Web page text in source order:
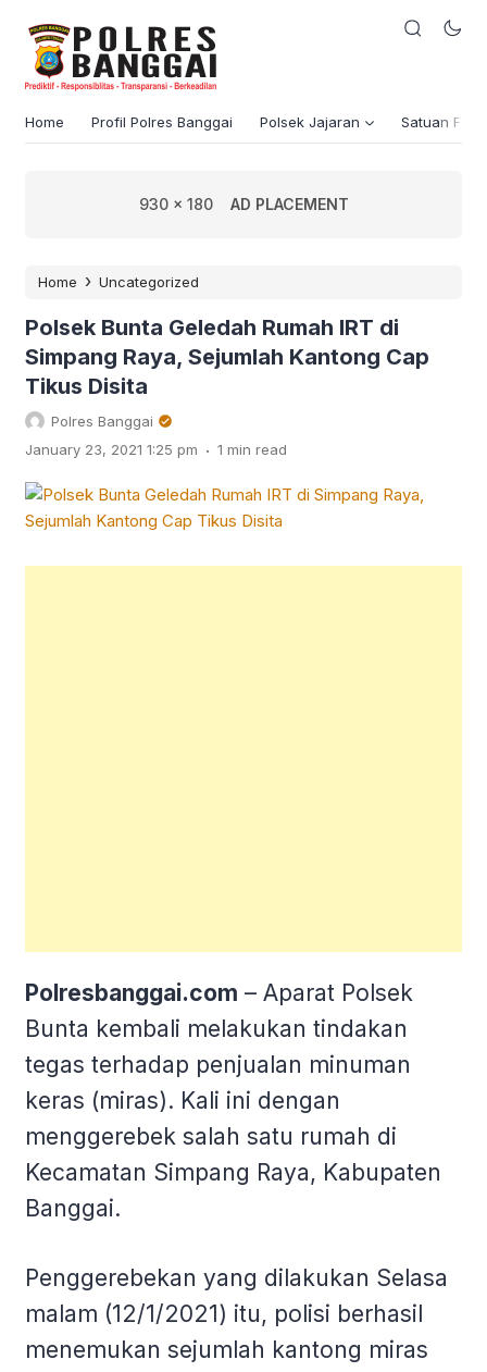
Home Profil Polres Banggai Polsek Jajaran Satuan
930 x 180 AD PLACEMENT
Home › Uncategorized
Polsek Bunta Geledah Rumah IRT di
Simpang Raya, Sejumlah Kantong Cap
Tikus Disita
Polres Banggai
January 23, 2021 1:25 pm . 1 min read
Polresbanggai.com – Aparat Polsek
Bunta kembali melakukan tindakan
tegas terhadap penjualan minuman
keras (miras). Kali ini dengan
menggerebek salah satu rumah di
Kecamatan Simpang Raya, Kabupaten
Banggai.
Penggerebekan yang dilakukan Selasa
malam (12/1/2021) itu, polisi berhasil
menemukan sejumlah kantong miras